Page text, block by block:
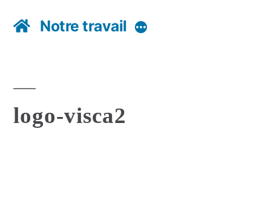
Notre travail Plus
logo-visca2